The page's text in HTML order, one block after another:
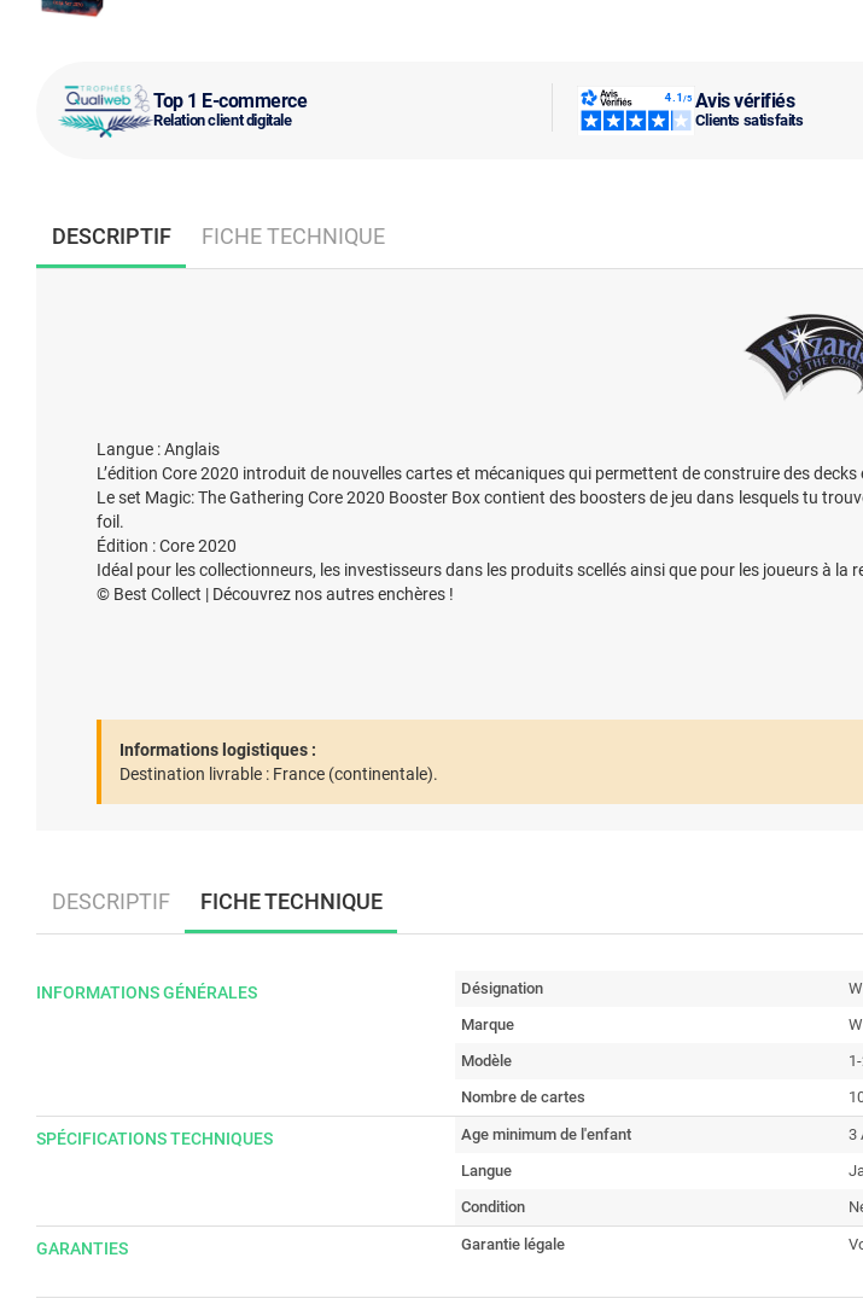
Top 1 E-commerce
Relation client digitale
Avis vérifiés
Clients satisfaits
DESCRIPTIF FICHE TECHNIQUE
Langue : Anglais
L’édition Core 2020 introduit de nouvelles cartes et mécaniques qui permettent de construire des
Le set Magic: The Gathering Core 2020 Booster Box contient des boosters de jeu dans lesquels tu
foil.
Édition : Core 2020
Idéal pour les collectionneurs, les investisseurs dans les produits scellés ainsi que pour les joueurs à la
© Best Collect | Découvrez nos autres enchères !
Informations logistiques :
Destination livrable : France (continentale).
DESCRIPTIF FICHE TECHNIQUE
INFORMATIONS GÉNÉRALES Désignation
Marque
Modèle
Nombre de cartes
SPÉCIFICATIONS TECHNIQUES Age minimum de l'enfant
3
Langue
Condition
GARANTIES Garantie légale